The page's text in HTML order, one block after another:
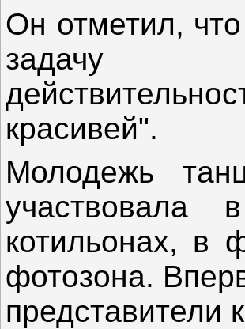
Он отметил,
задачу
красивей".
Молодежь
участвовала
котильонах, в
фотозона.
представители